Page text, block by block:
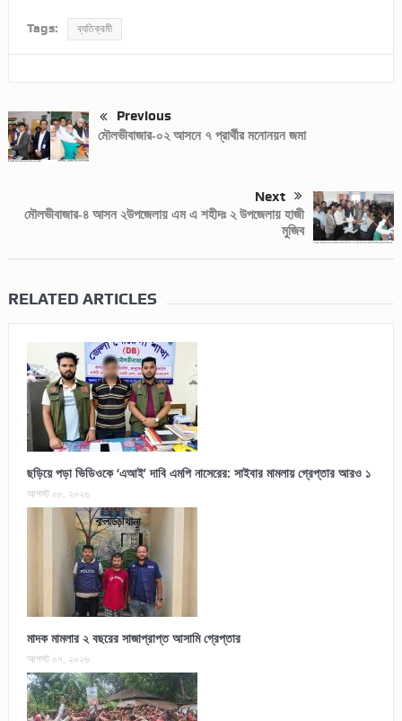
Tags: ব্যতিক্রমী
Previous
মৌলভীবাজার-০২ আসনে ৭ প্রার্থীর মনোনয়ন জমা
Next
মৌলভীবাজার-৪ আসন ২উপজেলায় এম এ শহীদঃ ২ উপজেলায় হাজী
মুজিব
RELATED ARTICLES
ছড়িয়ে পড়া ভিডিওকে ‘এআই’ দাবি এমপি নাসেরের: সাইবার মামলায় গ্রেপ্তার আরও ১
আগস্ট ০৮, ২০২৬
মাদক মামলার ২ বছরের সাজাপ্রাপ্ত আসামি গ্রেপ্তার
আগস্ট ০৭, ২০২৬